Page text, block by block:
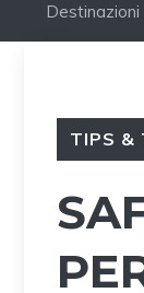
Destinazioni
TIPS &